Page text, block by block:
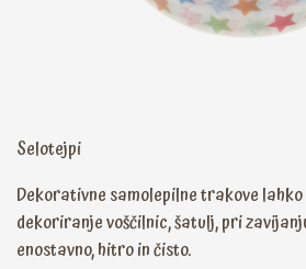
Selotejpi
Dekorativne samolepilne trakove
dekoriranje voščilnic, šatulj, pri
enostavno, hitro in čisto.